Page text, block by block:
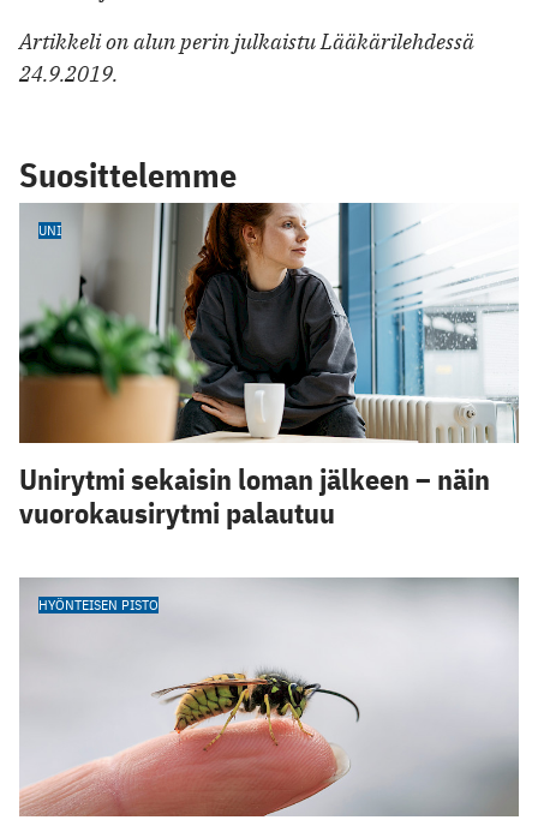
Artikkeli on alun perin julkaistu Lääkärilehdessä
24.9.2019.
Suosittelemme
UNI
Unirytmi sekaisin loman jälkeen – näin
vuorokausirytmi palautuu
HYÖNTEISEN PISTO